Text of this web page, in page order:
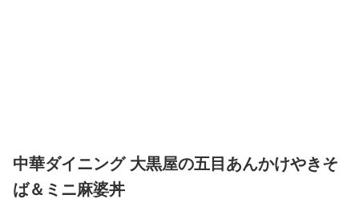
中華ダイニング 大黒屋の 五目あんかけやきそ
ば＆ミニ麻婆丼